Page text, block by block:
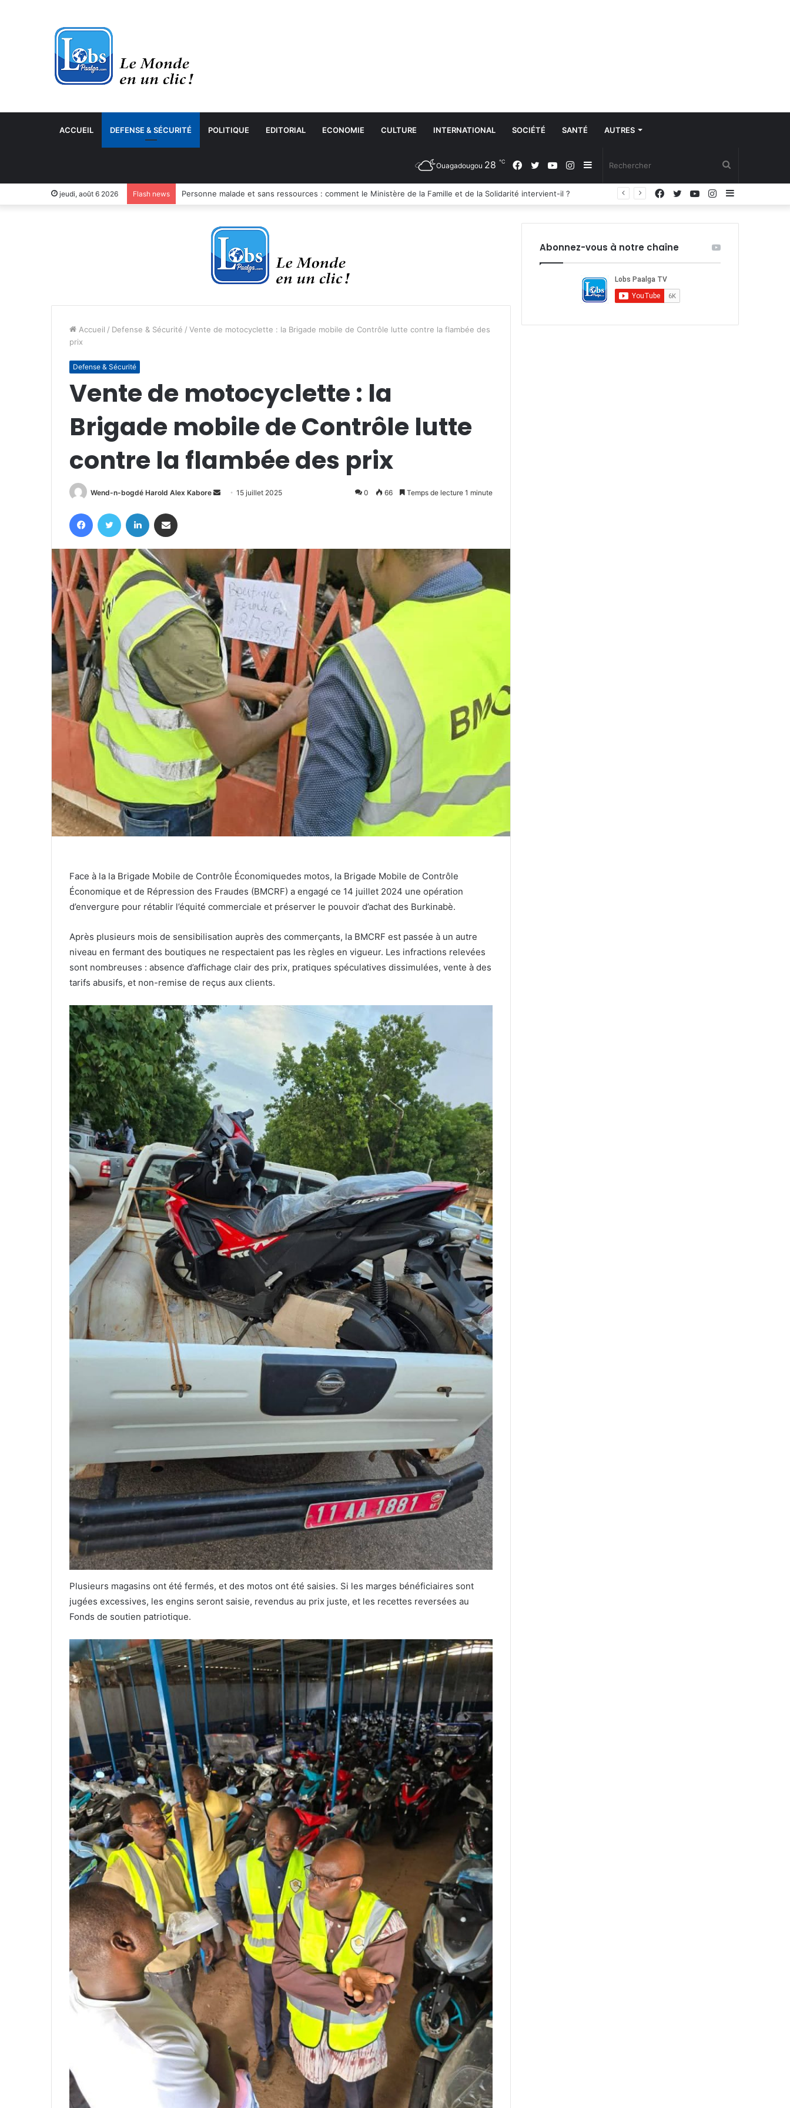
ACCUEIL DEFENSE & SÉCURITÉ POLITIQUE EDITORIAL ECONOMIE CULTURE INTERNATIONAL SOCIÉTÉ SANTÉ AUTRES
Sidebar
(barre
Instagram
YouTube
Twitter
Facebook
Ouagadougou 28 ℃
jeudi, août 6 2026 Flash news
Sidebar
Instagram
YouTube
Twitter
Facebook
Accueil / Defense & Sécurité / Vente de motocyclette : la Brigade mobile de Contrôle lutte contre la flambée des
prix
Defense & Sécurité
Vente de motocyclette : la
Brigade mobile de Contrôle lutte
contre la flambée des prix
Wend-n-bogdé Harold Alex Kabore
Envoyer15 juillet 2025 0 66 Temps de lecture 1 minute
FacebookTwitter Linkedin
Face à la la Brigade Mobile de Contrôle Économiquedes motos, la Brigade Mobile de Contrôle
Économique et de Répression des Fraudes (BMCRF) a engagé ce 14 juillet 2024 une opération
d’envergure pour rétablir l’équité commerciale et préserver le pouvoir d’achat des Burkinabè.
Après plusieurs mois de sensibilisation auprès des commerçants, la BMCRF est passée à un autre
niveau en fermant des boutiques ne respectaient pas les règles en vigueur. Les infractions relevées
sont nombreuses : absence d’affichage clair des prix, pratiques spéculatives dissimulées, vente à des
tarifs abusifs, et non-remise de reçus aux clients.
Plusieurs magasins ont été fermés, et des motos ont été saisies. Si les marges bénéficiaires sont
jugées excessives, les engins seront saisie, revendus au prix juste, et les recettes reversées au
Fonds de soutien patriotique.
Abonnez-vous à notre chaîne